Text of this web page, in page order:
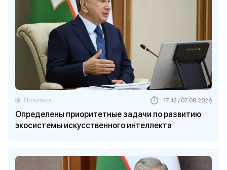
Определены приоритетные задачи по развитию
экосистемы искусственного интеллекта
Политика 17:12 / 07.08.2026